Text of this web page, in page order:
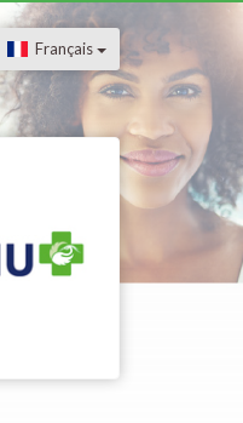
Français